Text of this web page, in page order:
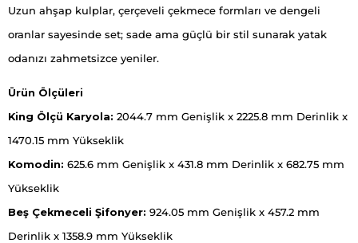
Uzun ahşap kulplar, çerçeveli çekmece formları ve dengeli
oranlar sayesinde set; sade ama güçlü bir stil sunarak yatak
odanızı zahmetsizce yeniler.
Ürün Ölçüleri
King Ölçü Karyola: 2044.7 mm Genişlik x 2225.8 mm Derinlik x
1470.15 mm Yükseklik
Komodin: 625.6 mm Genişlik x 431.8 mm Derinlik x 682.75 mm
Yükseklik
Beş Çekmeceli Şifonyer: 924.05 mm Genişlik x 457.2 mm
Derinlik x 1358.9 mm Yükseklik